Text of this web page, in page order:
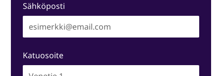
Sähköposti
Katuosoite